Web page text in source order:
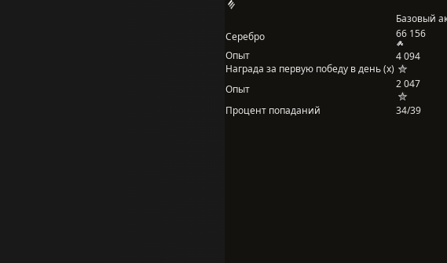
Базовый
Серебро
66 156
Опыт
Награда за первую победу в день (x)
4 094
Опыт 2 047
Процент попаданий
34/39